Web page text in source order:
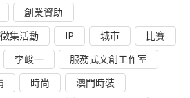
創業資助
集活動
IP 城市
比賽
李峻一
服務式文創工作室
時尚
澳門時裝